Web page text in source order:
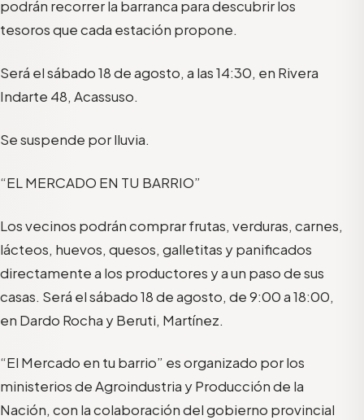
podrán recorrer la barranca para descubrir los
tesoros que cada estación propone.
Será el sábado 18 de agosto, a las 14:30, en Rivera
Indarte 48, Acassuso.
Se suspende por lluvia.
“EL MERCADO EN TU BARRIO”
Los vecinos podrán comprar frutas, verduras, carnes,
lácteos, huevos, quesos, galletitas y panificados
directamente a los productores y a un paso de sus
casas. Será el sábado 18 de agosto, de 9:00 a 18:00,
en Dardo Rocha y Beruti, Martínez.
“El Mercado en tu barrio” es organizado por los
ministerios de Agroindustria y Producción de la
Nación, con la colaboración del gobierno provincial